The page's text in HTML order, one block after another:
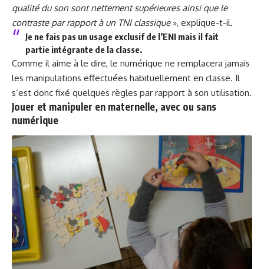
qualité du son sont nettement supérieures ainsi que le
contraste par rapport à un TNI classique», explique-t-il.
Je ne fais pas un usage exclusif de l’ENI mais il fait
partie intégrante de la classe.
Comme il aime à le dire, le numérique ne remplacera jamais
les manipulations effectuées habituellement en classe. Il
s’est donc fixé quelques règles par rapport à son utilisation.
Jouer et manipuler en maternelle, avec ou sans
numérique